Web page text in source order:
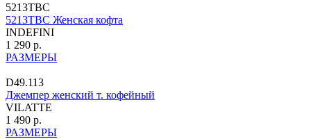
5213TBC
5213TBC Женская кофта
INDEFINI
1 290 р.
РАЗМЕРЫ
D49.113
Джемпер женский т. кофейный
VILATTE
1 490 р.
РАЗМЕРЫ